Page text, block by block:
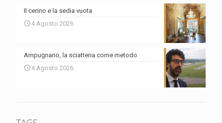
Il cerino e la sedia vuota
4 Agosto 2026
Ampugnano, la sciatteria come metodo
4 Agosto 2026